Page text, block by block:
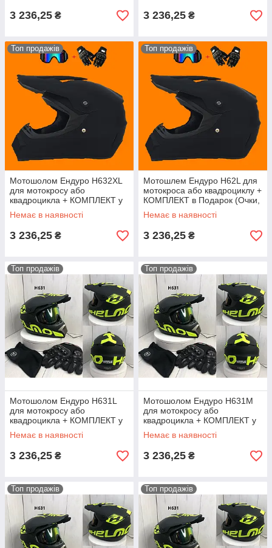
3 236,25 ₴ 3 236,25 ₴
Топ продажів
Мотошолом Ендуро H632XL
для мотокросу або
квадроцикла + КОМПЛЕКТ у
Подарунок (Окуляри,
Рукавички, Маска)
Немає в наявності
3 236,25 ₴
Топ продажів
Мотошлем Ендуро H62L для
мотокроса або квадроциклу +
КОМПЛЕКТ в Подарок (Очки,
Перчатки, Маска)
Немає в наявності
3 236,25 ₴
Топ продажів
Мотошолом Ендуро H631L
для мотокросу або
квадроцикла + КОМПЛЕКТ у
Подарунок (Окуляри,
Рукавички, Маска)
Немає в наявності
3 236,25 ₴
Топ продажів
Мотошолом Ендуро H631M
для мотокросу або
квадроцикла + КОМПЛЕКТ у
Подарунок (Окуляри,
Рукавички, Маска)
Немає в наявності
3 236,25 ₴
Топ продажів Топ продажів